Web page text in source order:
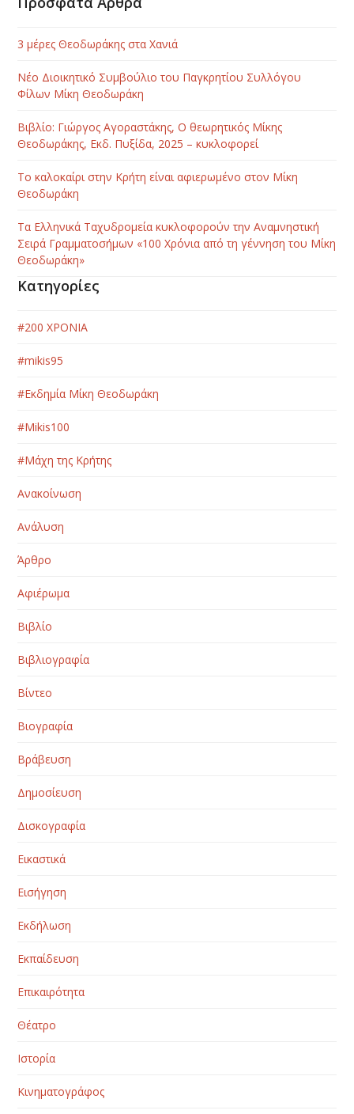
3 μέρες Θεοδωράκης στα Χανιά
Νέο Διοικητικό Συμβούλιο του Παγκρητίου Συλλόγου
Φίλων Μίκη Θεοδωράκη
Βιβλίο: Γιώργος Αγοραστάκης, Ο θεωρητικός Μίκης
Θεοδωράκης, Εκδ. Πυξίδα, 2025 – κυκλοφορεί
Το καλοκαίρι στην Κρήτη είναι αφιερωμένο στον Μίκη
Θεοδωράκη
Τα Ελληνικά Ταχυδρομεία κυκλοφορούν την Αναμνηστική
Σειρά Γραμματοσήμων «100 Χρόνια από τη γέννηση του Μίκη
Θεοδωράκη»
Κατηγορίες
#200 ΧΡΟΝΙΑ
#mikis95
#Εκδημία Μίκη Θεοδωράκη
#Μikis100
#Μάχη της Κρήτης
Ανακοίνωση
Ανάλυση
Άρθρο
Αφιέρωμα
Βιβλίο
Βιβλιογραφία
Βίντεο
Βιογραφία
Βράβευση
Δημοσίευση
Δισκογραφία
Εικαστικά
Εισήγηση
Εκδήλωση
Εκπαίδευση
Επικαιρότητα
Θέατρο
Ιστορία
Κινηματογράφος